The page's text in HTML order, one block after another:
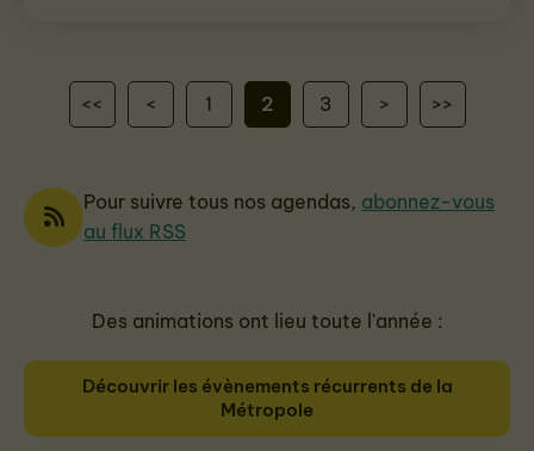
<< < 1 2 3 > >>
Pour suivre tous nos agendas, abonnez-vous
au flux RSS
Des animations ont lieu toute l'année :
Découvrir les évènements récurrents de la
Métropole